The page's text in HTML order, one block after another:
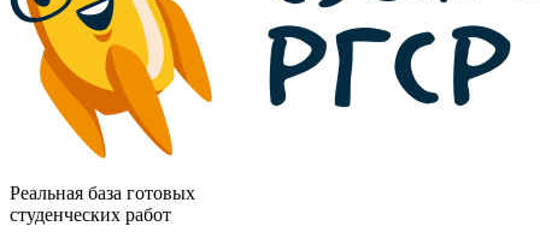
Реальная база готовых
студенческих работ